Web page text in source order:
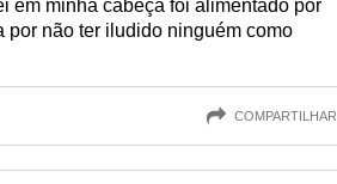
em minha cabeça foi alimentado por
por não ter iludido ninguém como
COMPARTILHAR